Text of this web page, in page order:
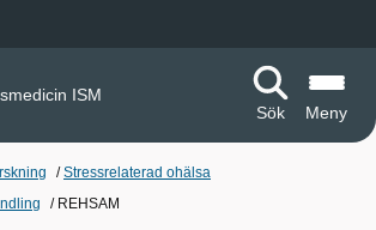
ISM
Sök
Meny
/Stressrelaterad ohälsa
/ REHSAM